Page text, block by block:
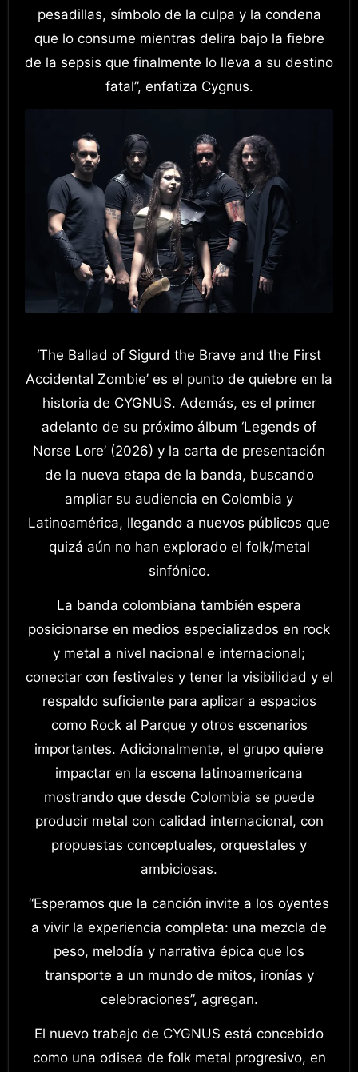
pesadillas, símbolo de la culpa y la condena
que lo consume mientras delira bajo la fiebre
de la sepsis que finalmente lo lleva a su destino
fatal”, enfatiza Cygnus.
‘The Ballad of Sigurd the Brave and the First
Accidental Zombie’ es el punto de quiebre en la
historia de CYGNUS. Además, es el primer
adelanto de su próximo álbum ‘Legends of
Norse Lore’ (2026) y la carta de presentación
de la nueva etapa de la banda, buscando
ampliar su audiencia en Colombia y
Latinoamérica, llegando a nuevos públicos que
quizá aún no han explorado el folk/metal
sinfónico.
La banda colombiana también espera
posicionarse en medios especializados en rock
y metal a nivel nacional e internacional;
conectar con festivales y tener la visibilidad y el
respaldo suficiente para aplicar a espacios
como Rock al Parque y otros escenarios
importantes. Adicionalmente, el grupo quiere
impactar en la escena latinoamericana
mostrando que desde Colombia se puede
producir metal con calidad internacional, con
propuestas conceptuales, orquestales y
ambiciosas.
“Esperamos que la canción invite a los oyentes
a vivir la experiencia completa: una mezcla de
peso, melodía y narrativa épica que los
transporte a un mundo de mitos, ironías y
celebraciones”, agregan.
El nuevo trabajo de CYGNUS está concebido
como una odisea de folk metal progresivo, en